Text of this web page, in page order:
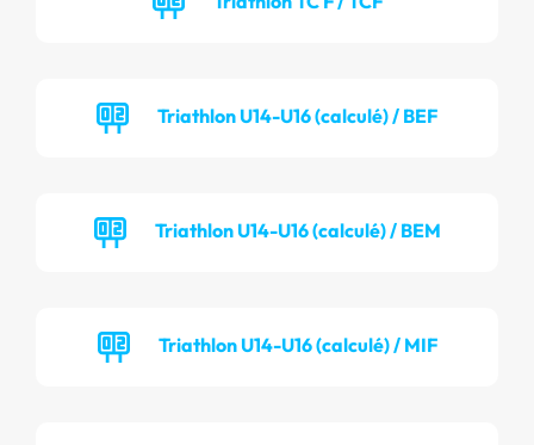
Triathlon U14-U16 (calculé) / BEF
Triathlon U14-U16 (calculé) / BEM
Triathlon U14-U16 (calculé) / MIF